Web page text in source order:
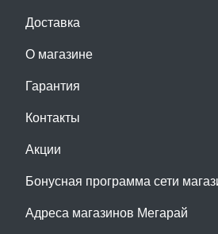
Доставка
О магазине
Гарантия
Контакты
Акции
Бонусная программа сети
Адреса магазинов Мегарай